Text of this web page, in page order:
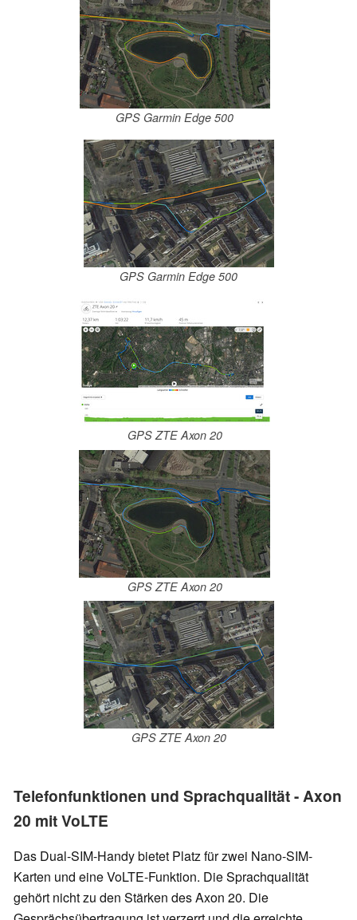
GPS Garmin Edge 500
GPS Garmin Edge 500
GPS ZTE Axon 20
GPS ZTE Axon 20
GPS ZTE Axon 20
Telefonfunktionen und Sprachqualität - Axon
20 mit VoLTE
Das Dual-SIM-Handy bietet Platz für zwei Nano-SIM-
Karten und eine VoLTE-Funktion. Die Sprachqualität
gehört nicht zu den Stärken des Axon 20. Die